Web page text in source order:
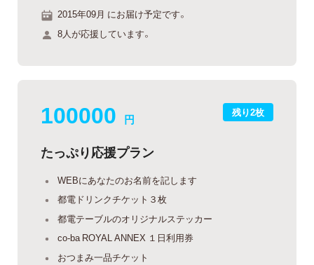
2015年09月 にお届け予定です。
8人が応援しています。
残り2枚
100000 円
たっぷり応援プラン
WEBにあなたのお名前を記します
都電ドリンクチケット３枚
都電テーブルのオリジナルステッカー
co-ba ROYAL ANNEX １日利用券
おつまみ一品チケット